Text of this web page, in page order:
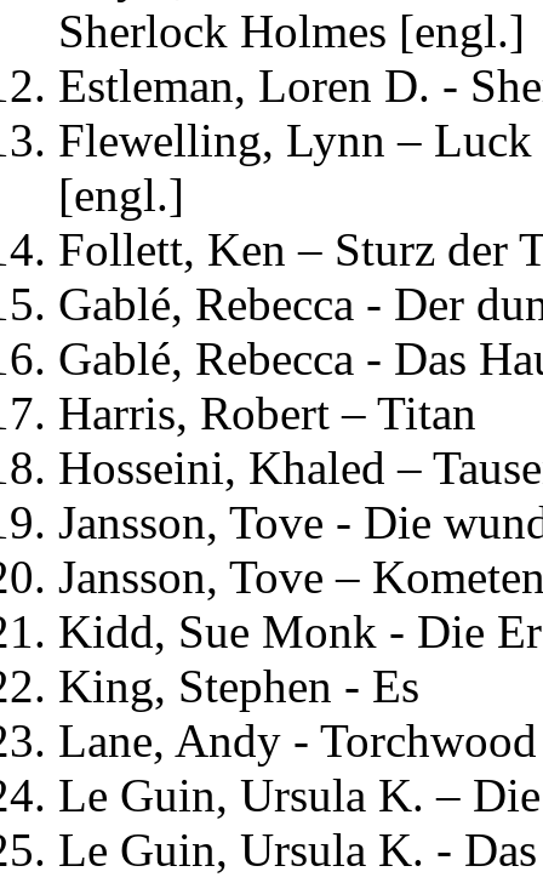
Sherlock Holmes [engl.]
Estleman, Loren D. -
Flewelling, Lynn – Luck
[engl.]
Follett, Ken – Sturz der
Gablé, Rebecca - Der
Gablé, Rebecca - Das
Harris, Robert – Titan
Hosseini, Khaled –
Jansson, Tove - Die
Jansson, Tove –
Kidd, Sue Monk - Die
King, Stephen - Es
Lane, Andy -
Le Guin, Ursula K. –
Le Guin, Ursula K. -